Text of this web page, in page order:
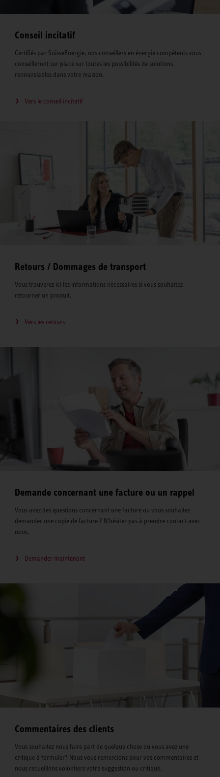
Conseil incitatif
Certifiés par SuisseEnergie, nos conseillers en énergie compétents vous
conseilleront sur place sur toutes les possibilités de solutions
renouvelables dans votre maison.
Vers le conseil incitatif
Retours / Dommages de transport
Vous trouverez ici les informations nécessaires si vous souhaitez
retourner un produit.
Vers les retours
Demande concernant une facture ou un rappel
Vous avez des questions concernant une facture ou vous souhaitez
demander une copie de facture ? N'hésitez pas à prendre contact avec
nous.
Demander maintenant
Commentaires des clients
Vous souhaitez nous faire part de quelque chose ou vous avez une
critique à formuler? Nous vous remercions pour vos commentaires et
nous recueillons volontiers votre suggestion ou critique.